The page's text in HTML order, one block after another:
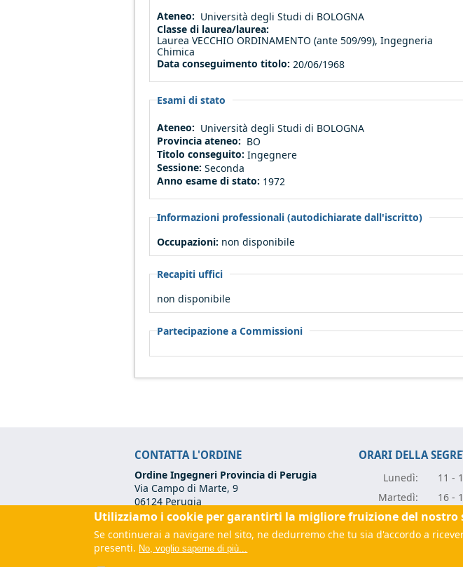
Ateneo: Università degli Studi di BOLOGNA
Classe di laurea/laurea:
Laurea VECCHIO ORDINAMENTO (ante 509/99), Ingegneria
Chimica
Data conseguimento titolo: 20/06/1968
Esami di stato
Ateneo: Università degli Studi di BOLOGNA
Provincia ateneo: BO
Titolo conseguito: Ingegnere
Sessione: Seconda
Anno esame di stato: 1972
Informazioni professionali (autodichiarate dall'iscritto)
Occupazioni: non disponibile
Recapiti uffici
non disponibile
Partecipazione a Commissioni
CONTATTA L'ORDINE
Ordine Ingegneri Provincia di Perugia
Via Campo di Marte, 9
06124 Perugia
Codice Fiscale:80017570542
Tel:+39 075 500 12 00
Email:segreteria@ordineingegneriperugia.it
ORARI DELLA
Lunedì:
11 -
Martedì:
16 -
Mercoledì:
11 -
Giovedì:
11 -
Utilizziamo i cookie per garantirti la migliore fruizione del nostro
Se continuerai a navigare nel sito, ne dedurremo che tu sia d'accordo a
presenti. No, voglio saperne di più...